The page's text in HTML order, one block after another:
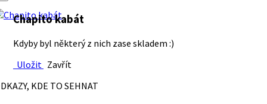
Chapito kabát
Kdyby byl některý z nich zase skladem :)
Uložit Zavřít
KDE TO SEHNAT